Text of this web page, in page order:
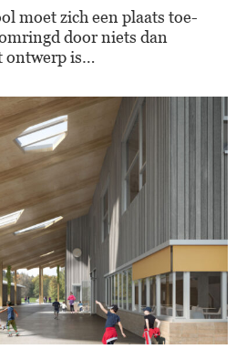
moet zich een plaats toe-
door niets dan
ontwerp is…